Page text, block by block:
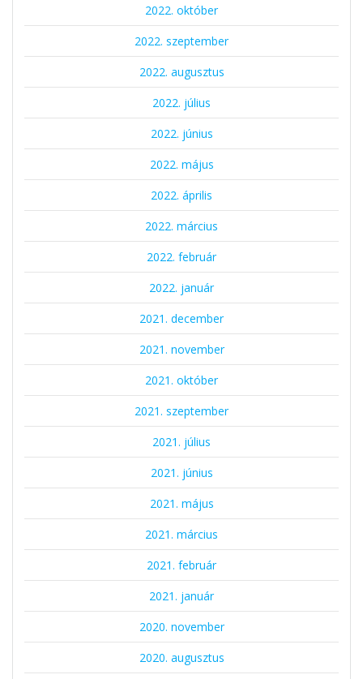
2022. október
2022. szeptember
2022. augusztus
2022. július
2022. június
2022. május
2022. április
2022. március
2022. február
2022. január
2021. december
2021. november
2021. október
2021. szeptember
2021. július
2021. június
2021. május
2021. március
2021. február
2021. január
2020. november
2020. augusztus